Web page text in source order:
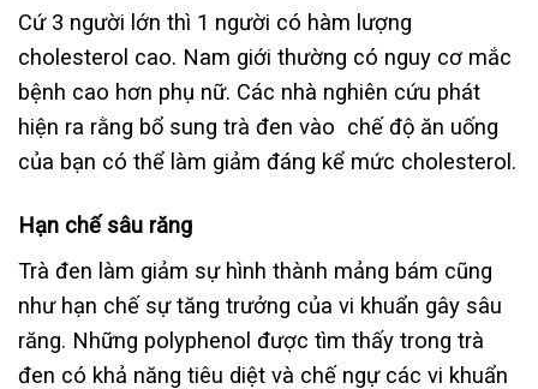
Cứ 3 người lớn thì 1 người có hàm lượng
cholesterol cao. Nam giới thường có nguy cơ mắc
bệnh cao hơn phụ nữ. Các nhà nghiên cứu phát
hiện ra rằng bổ sung trà đen vào chế độ ăn uống
của bạn có thể làm giảm đáng kể mức cholesterol.
Hạn chế sâu răng
Trà đen làm giảm sự hình thành mảng bám cũng
như hạn chế sự tăng trưởng của vi khuẩn gây sâu
răng. Những polyphenol được tìm thấy trong trà
đen có khả năng tiêu diệt và chế ngự các vi khuẩn